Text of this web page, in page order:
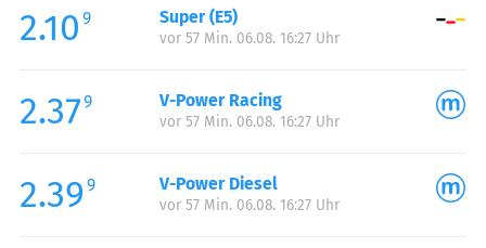
2.10 9 Super (E5)
vor 57 Min. 06.08. 16:27 Uhr
2.379 V-Power Racing
vor 57 Min. 06.08. 16:27 Uhr
2.39 9 V-Power Diesel
vor 57 Min. 06.08. 16:27 Uhr